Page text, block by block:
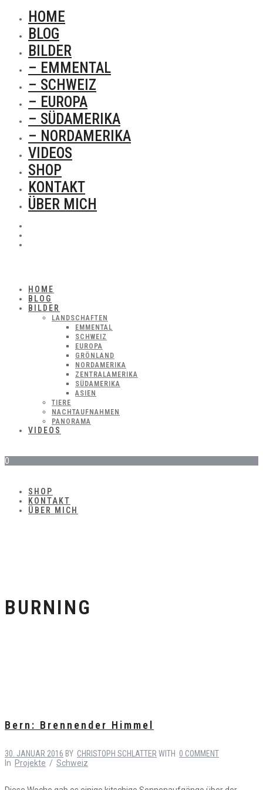
HOME
BLOG
BILDER
– EMMENTAL
– SCHWEIZ
– EUROPA
– SÜDAMERIKA
– NORDAMERIKA
VIDEOS
SHOP
KONTAKT
ÜBER MICH
HOME
BLOG
BILDER
LANDSCHAFTEN
EMMENTAL
SCHWEIZ
EUROPA
GRÖNLAND
NORDAMERIKA
ZENTRALAMERIKA
SÜDAMERIKA
ASIEN
TIERE
NACHTAUFNAHMEN
PANORAMA
VIDEOS
0
SHOP
KONTAKT
ÜBER MICH
BURNING
Bern: Brennender Himmel
30. JANUAR 2016 BY CHRISTOPH SCHLATTER WITH 0 COMMENT
In Projekte / Schweiz